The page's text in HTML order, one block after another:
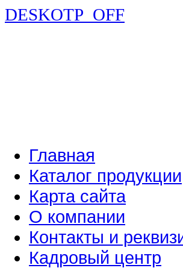
DESKOTP_OFF
Главная
Каталог продукции
Карта сайта
О компании
Контакты и
Кадровый центр